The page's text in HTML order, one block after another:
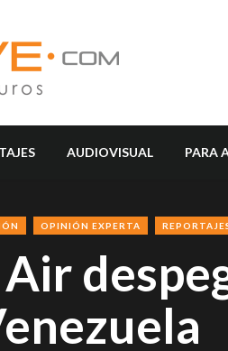
AUDIOVISUAL PARA
OPINIÓN EXPERTA